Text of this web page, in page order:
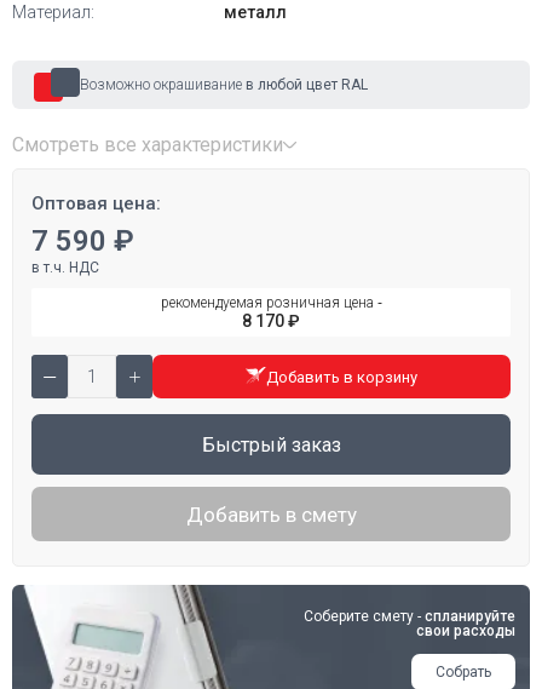
Материал:
металл
Возможно окрашивание в любой цвет RAL
Смотреть все характеристики
Оптовая цена:
7 590 ₽
в т.ч. НДС
рекомендуемая розничная цена ‐
8 170 ₽
Добавить в корзину
Быстрый заказ
Добавить в смету
Соберите смету - спланируйте
свои расходы
Собрать